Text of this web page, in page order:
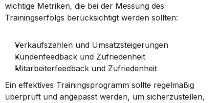
wichtige Metriken, die bei der Messung des
Trainingserfolgs berücksichtigt werden sollten:
Verkaufszahlen und Umsatzsteigerungen
Kundenfeedback und Zufriedenheit
Mitarbeiterfeedback und Zufriedenheit
Ein effektives Trainingsprogramm sollte regelmäßig
überprüft und angepasst werden, um sicherzustellen,